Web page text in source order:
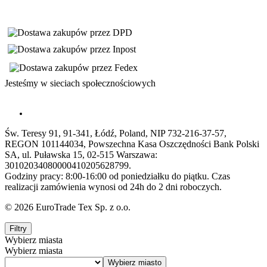
Jesteśmy w sieciach społecznościowych
Św. Teresy 91, 91-341, Łódź, Poland, NIP 732-216-37-57,
REGON 101144034, Powszechna Kasa Oszczędności Bank Polski
SA, ul. Puławska 15, 02-515 Warszawa:
30102034080000410205628799.
Godziny pracy: 8:00-16:00 od poniedziałku do piątku. Czas
realizacji zamówienia wynosi od 24h do 2 dni roboczych.
© 2026 EuroTrade Tex Sp. z o.o.
Filtry
Wybierz miasta
Wybierz miasta